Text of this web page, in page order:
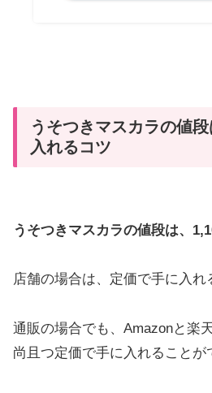
うそつきマスカラの値
入れるコツ
うそつきマスカラの値段は、
店舗の場合は、定価で手に入れ
通販の場合でも、Amazonと楽
尚且つ定価で手に入れることが